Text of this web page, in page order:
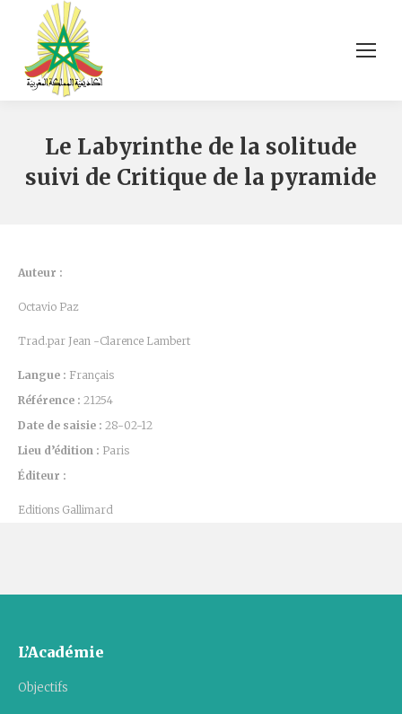
Le Labyrinthe de la solitude
suivi de Critique de la pyramide
Auteur :
Octavio Paz
Trad.par Jean -Clarence Lambert
Langue : Français
Référence : 21254
Date de saisie : 28-02-12
Lieu d’édition : Paris
Éditeur :
Editions Gallimard
L’Académie
Objectifs